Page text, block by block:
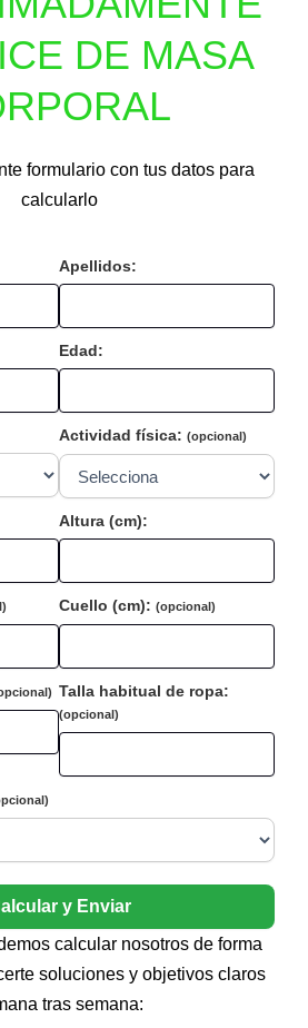
DE MASA
formulario con tus datos para
calcularlo
Apellidos:
Edad:
Actividad física: (opcional)
Altura (cm):
Cuello (cm): (opcional)
Talla habitual de ropa:
(opcional)
y Enviar
calcular nosotros de forma
soluciones y objetivos claros
tras semana: